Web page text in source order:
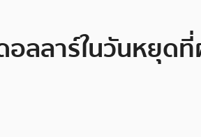
อลลาร์ในวันหยุด